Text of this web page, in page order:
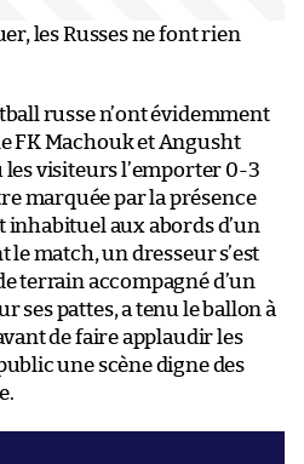
les Russes ne font rien
russe n’ont évidemment
FK Machouk et Angusht
les visiteurs l’emporter 0-3
marquée par la présence
inhabituel aux abords d’un
match, un dresseur s’est
terrain accompagné d’un
ses pattes, a tenu le ballon à
de faire applaudir les
une scène digne des